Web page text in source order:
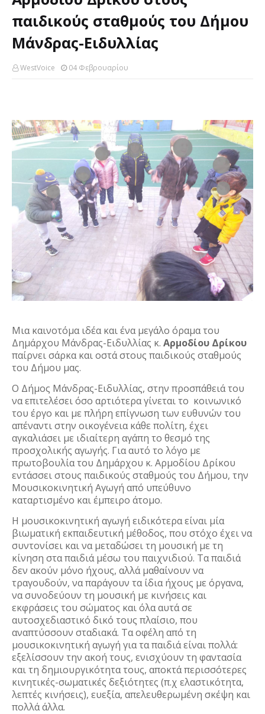
παιδικούς σταθμούς του Δήμου
Μάνδρας-Ειδυλλίας
WestVoice 04 Φεβρουαρίου
Μια καινοτόμα ιδέα και ένα μεγάλο όραμα του
Δημάρχου Μάνδρας-Ειδυλλίας κ. Αρμοδίου Δρίκου
παίρνει σάρκα και οστά στους παιδικούς σταθμούς
του Δήμου μας.
Ο Δήμος Μάνδρας-Ειδυλλίας, στην προσπάθειά του
να επιτελέσει όσο αρτιότερα γίνεται το κοινωνικό
του έργο και με πλήρη επίγνωση των ευθυνών του
απέναντι στην οικογένεια κάθε πολίτη, έχει
αγκαλιάσει με ιδιαίτερη αγάπη το θεσμό της
προσχολικής αγωγής. Για αυτό το λόγο με
πρωτοβουλία του Δημάρχου κ. Αρμοδίου Δρίκου
εντάσσει στους παιδικούς σταθμούς του Δήμου, την
Μουσικοκινητική Αγωγή από υπεύθυνο
καταρτισμένο και έμπειρο άτομο.
Η μουσικοκινητική αγωγή ειδικότερα είναι μία
βιωματική εκπαιδευτική μέθοδος, που στόχο έχει να
συντονίσει και να μεταδώσει τη μουσική με τη
κίνηση στα παιδιά μέσω του παιχνιδιού. Τα παιδιά
δεν ακούν μόνο ήχους, αλλά μαθαίνουν να
τραγουδούν, να παράγουν τα ίδια ήχους με όργανα,
να συνοδεύουν τη μουσική με κινήσεις και
εκφράσεις του σώματος και όλα αυτά σε
αυτοσχεδιαστικό δικό τους πλαίσιο, που
αναπτύσσουν σταδιακά. Τα οφέλη από τη
μουσικοκινητική αγωγή για τα παιδιά είναι πολλά:
εξελίσσουν την ακοή τους, ενισχύουν τη φαντασία
και τη δημιουργικότητα τους, αποκτά περισσότερες
κινητικές-σωματικές δεξιότητες (π.χ ελαστικότητα,
λεπτές κινήσεις), ευεξία, απελευθερωμένη σκέψη και
πολλά άλλα.